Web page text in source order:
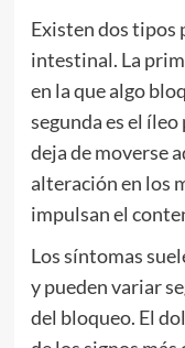
Existen dos tipos
intestinal. La
en la que algo
segunda es el
deja de moverse
alteración en los
impulsan el
Los síntomas
y pueden variar
del bloqueo. El